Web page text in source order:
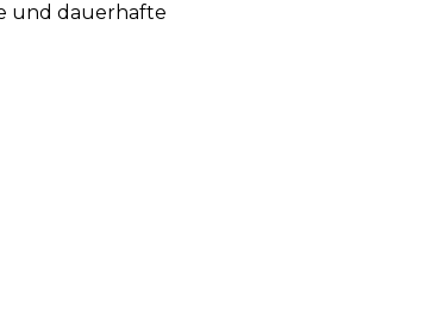
und dauerhafte